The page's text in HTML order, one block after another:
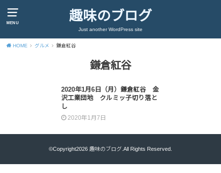
MENU 趣味のブログ
Just another WordPress site
HOME グルメ 鎌倉紅谷
鎌倉紅谷
2020年1月6日（月）鎌倉紅谷 金
沢工業団地 クルミッ子切り落と
し
2020年1月7日
©Copyright2026 趣味のブログ.All Rights Reserved.